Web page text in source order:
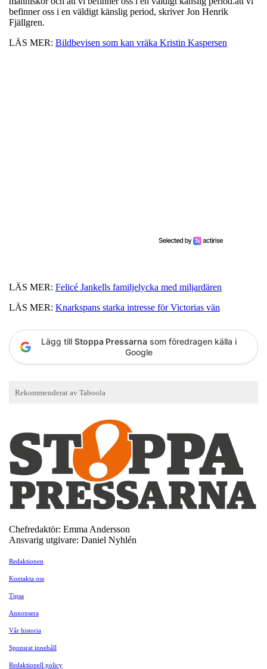
befinner oss i en väldigt känslig period, skriver Jon Henrik
Fjällgren.
LÄS MER: Bildbevisen som kan vräka Kristin Kaspersen
LÄS MER: Felicé Jankells familjelycka med miljardären
LÄS MER: Knarkspans starka intresse för Victorias vän
Lägg till Stoppa Pressarna som föredragen källa i
Google
Chefredaktör: Emma Andersson
Ansvarig utgivare: Daniel Nyhlén
Redaktionen
Kontakta oss
Tipsa
Annonsera
Vår historia
Sponsrat innehåll
Redaktionell policy